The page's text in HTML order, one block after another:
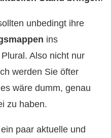
unbedingt ihre
ins
Also nicht nur
werden Sie öfter
wäre dumm, genau
zu haben.
paar aktuelle und